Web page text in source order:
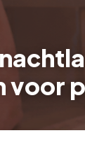
voor